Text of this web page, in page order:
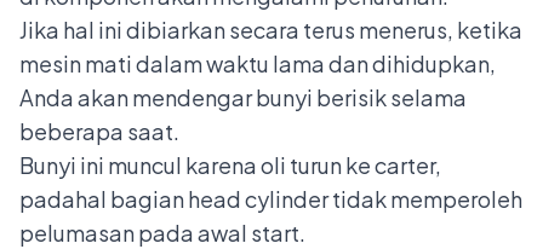
Jika hal ini dibiarkan secara terus menerus, ketika
mesin mati dalam waktu lama dan dihidupkan,
Anda akan mendengar bunyi berisik selama
beberapa saat.
Bunyi ini muncul karena oli turun ke carter,
padahal bagian head cylinder tidak memperoleh
pelumasan pada awal start.